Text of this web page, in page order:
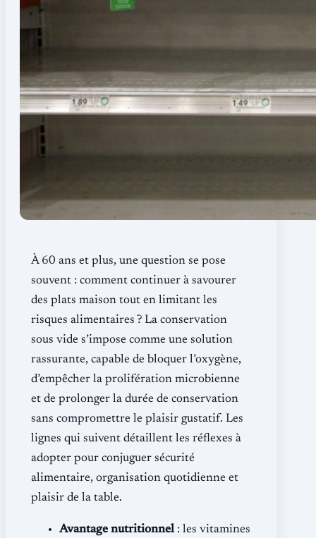
À 60 ans et plus, une question se pose
souvent : comment continuer à savourer
des plats maison tout en limitant les
risques alimentaires ? La conservation
sous vide s’impose comme une solution
rassurante, capable de bloquer l’oxygène,
d’empêcher la prolifération microbienne
et de prolonger la durée de conservation
sans compromettre le plaisir gustatif. Les
lignes qui suivent détaillent les réflexes à
adopter pour conjuguer sécurité
alimentaire, organisation quotidienne et
plaisir de la table.
Avantage nutritionnel: les vitamines